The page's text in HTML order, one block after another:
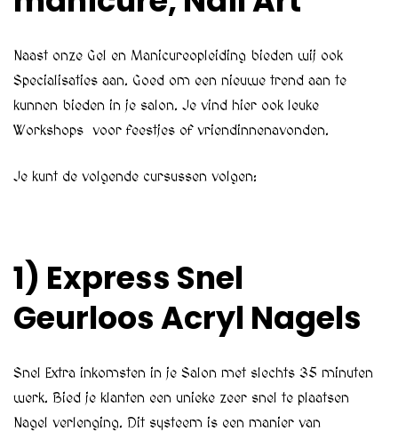
Naast onze Gel en Manicureopleiding bieden wij ook
Specialisaties aan. Goed om een nieuwe trend aan te
kunnen bieden in je salon. Je vind hier ook leuke
Workshops voor feestjes of vriendinnenavonden.
Je kunt de volgende cursussen volgen:
1) Express Snel
Geurloos Acryl Nagels
Snel Extra inkomsten in je Salon met slechts 35 minuten
werk. Bied je klanten een unieke zeer snel te plaatsen
Nagel verlenging. Dit systeem is een manier van